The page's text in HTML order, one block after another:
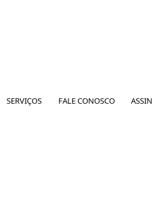
SERVIÇOS FALE CONOSCO